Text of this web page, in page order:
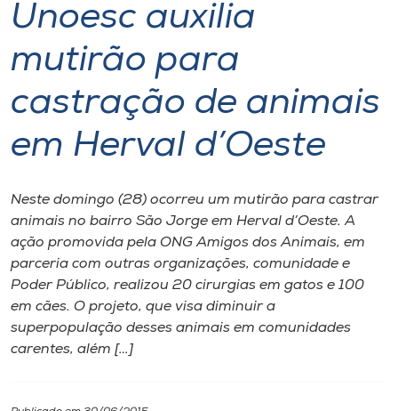
Atendimento ao Estudante
Portal de Ensino
Unoesc
Internacionalização
I.nova
Diplomados
Cultura
Unoesc auxilia
mutirão para
castração de animais
em Herval d’Oeste
Neste domingo (28) ocorreu um mutirão para castrar
animais no bairro São Jorge em Herval d’Oeste. A
ação promovida pela ONG Amigos dos Animais, em
parceria com outras organizações, comunidade e
Poder Público, realizou 20 cirurgias em gatos e 100
em cães. O projeto, que visa diminuir a
superpopulação desses animais em comunidades
carentes, além […]